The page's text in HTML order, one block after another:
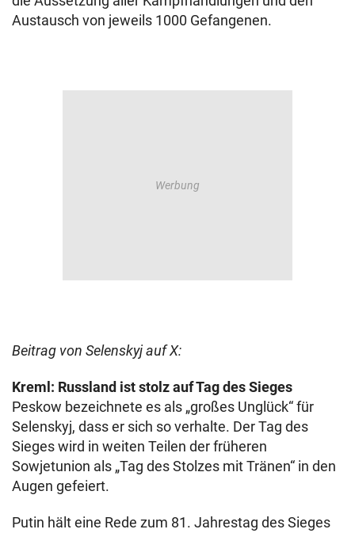
Austausch von jeweils 1000 Gefangenen.
Beitrag von Selenskyj auf X:
Kreml: Russland ist stolz auf Tag des Sieges
Peskow bezeichnete es als „großes Unglück“ für
Selenskyj, dass er sich so verhalte. Der Tag des
Sieges wird in weiten Teilen der früheren
Sowjetunion als „Tag des Stolzes mit Tränen“ in den
Augen gefeiert.
Putin hält eine Rede zum 81. Jahrestag des Sieges